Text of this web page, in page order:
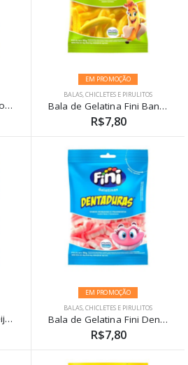
Bala de Gelatina Fini Aros de Morango Azedinhos 90g
EM PROMOÇÃO
BALAS, CHICLETES E PIRULITOS
Bala de Gelatina Fini Bananas 90g
R$7,80
Bala de Gelatina Fini Beijos Morango 90g
EM PROMOÇÃO
BALAS, CHICLETES E PIRULITOS
Bala de Gelatina Fini Dentaduras 90g
R$7,80